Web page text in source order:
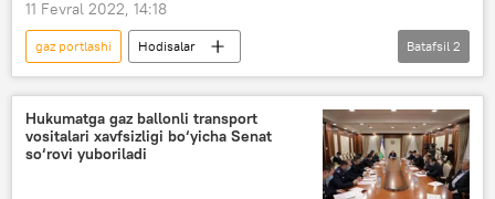
11 Fevral 2022, 14:18
gaz portlashi
Hodisalar
Andijon viloyati
portlash
Favqulodda vaziyatlar vazirligi (FVV)
Batafsil 2
Hukumatga gaz ballonli transport
vositalari xavfsizligi bo‘yicha Senat
so‘rovi yuboriladi